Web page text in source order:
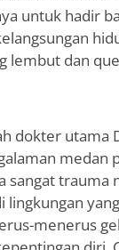
untuk hadir
lembut dan
dokter utama
sangat
lingkungan
menerus